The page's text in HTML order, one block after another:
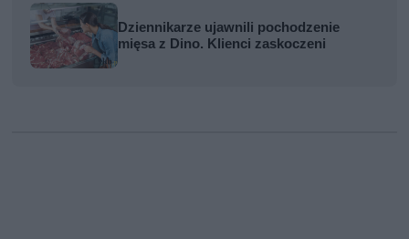
Dziennikarze ujawnili pochodzenie
mięsa z Dino. Klienci zaskoczeni